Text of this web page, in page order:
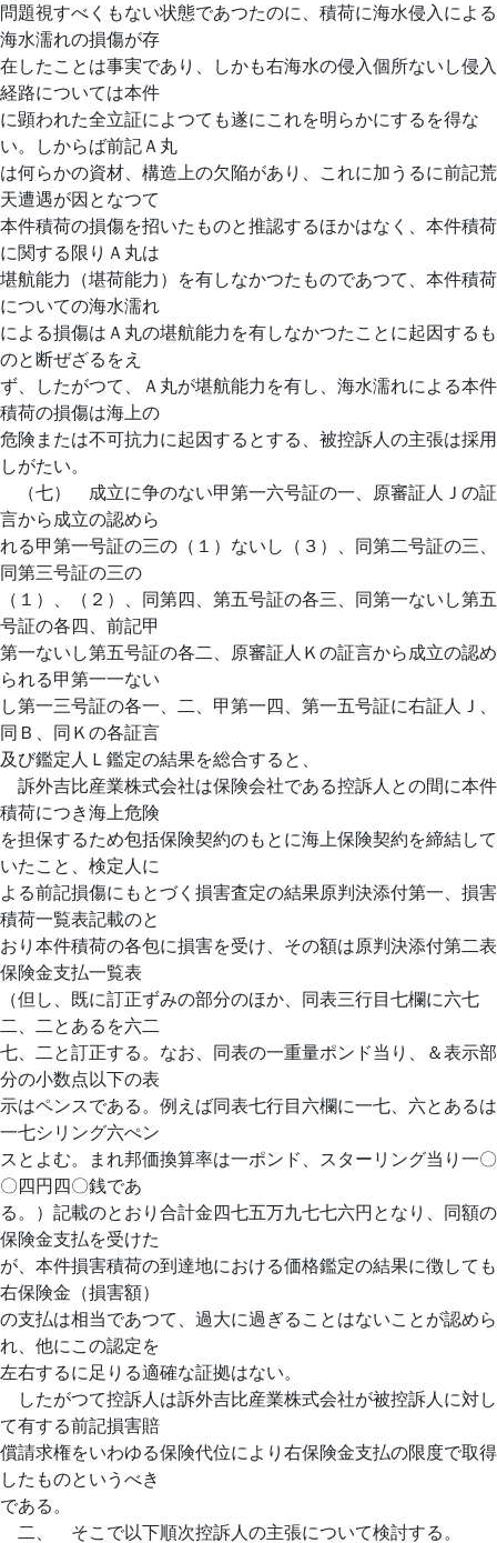
問題視すべくもない状態であつたのに、積荷に海水侵入による
海水濡れの損傷が存
在したことは事実であり、しかも右海水の侵入個所ないし侵入
経路については本件
に顕われた全立証によつても遂にこれを明らかにするを得な
い。しからば前記Ａ丸
は何らかの資材、構造上の欠陥があり、これに加うるに前記荒
天遭遇が因となつて
本件積荷の損傷を招いたものと推認するほかはなく、本件積荷
に関する限りＡ丸は
堪航能力（堪荷能力）を有しなかつたものであつて、本件積荷
についての海水濡れ
による損傷はＡ丸の堪航能力を有しなかつたことに起因するも
のと断ぜざるをえ
ず、したがつて、Ａ丸が堪航能力を有し、海水濡れによる本件
積荷の損傷は海上の
危険または不可抗力に起因するとする、被控訴人の主張は採用
しがたい。
（七） 成立に争のない甲第一六号証の一、原審証人Ｊの証
言から成立の認めら
れる甲第一号証の三の（１）ないし（３）、同第二号証の三、
同第三号証の三の
（１）、（２）、同第四、第五号証の各三、同第一ないし第五
号証の各四、前記甲
第一ないし第五号証の各二、原審証人Ｋの証言から成立の認め
られる甲第一一ない
し第一三号証の各一、二、甲第一四、第一五号証に右証人Ｊ、
同Ｂ、同Ｋの各証言
及び鑑定人Ｌ鑑定の結果を総合すると、
訴外吉比産業株式会社は保険会社である控訴人との間に本件
積荷につき海上危険
を担保するため包括保険契約のもとに海上保険契約を締結して
いたこと、検定人に
よる前記損傷にもとづく損害査定の結果原判決添付第一、損害
積荷一覧表記載のと
おり本件積荷の各包に損害を受け、その額は原判決添付第二表
保険金支払一覧表
（但し、既に訂正ずみの部分のほか、同表三行目七欄に六七
二、二とあるを六二
七、二と訂正する。なお、同表の一重量ポンド当り、＆表示部
分の小数点以下の表
示はペンスである。例えば同表七行目六欄に一七、六とあるは
一七シリング六ぺン
スとよむ。まれ邦価換算率は一ポンド、スターリング当り一〇
〇四円四〇銭であ
る。）記載のとおり合計金四七五万九七七六円となり、同額の
保険金支払を受けた
が、本件損害積荷の到達地における価格鑑定の結果に徴しても
右保険金（損害額）
の支払は相当であつて、過大に過ぎることはないことが認めら
れ、他にこの認定を
左右するに足りる適確な証拠はない。
したがつて控訴人は訴外吉比産業株式会社が被控訴人に対し
て有する前記損害賠
償請求権をいわゆる保険代位により右保険金支払の限度で取得
したものというべき
である。
二、 そこで以下順次控訴人の主張について検討する。